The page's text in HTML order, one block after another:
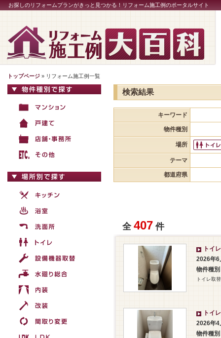
お探しのリフォームプランがきっと見つかる！リフォーム施工例のポータルサイト
トップページ » リフォーム施工例一覧
検索結果
キーワード
物件種別
場所
テーマ
都道府県
全 407 件
トイ
2026年6
物件種
トイレ取
トイ
2026年4
物件種